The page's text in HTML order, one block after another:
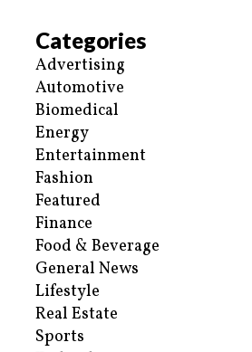
Categories
Advertising
Automotive
Biomedical
Energy
Entertainment
Fashion
Featured
Finance
Food & Beverage
General News
Lifestyle
Real Estate
Sports